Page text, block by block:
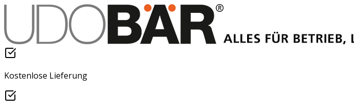
Kostenlose Lieferung